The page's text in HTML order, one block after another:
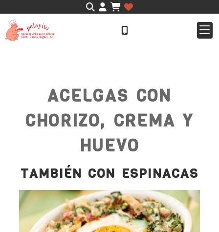
Identifícate
ACELGAS CON
CHORIZO, CREMA Y
HUEVO
TAMBIÉN CON ESPINACAS